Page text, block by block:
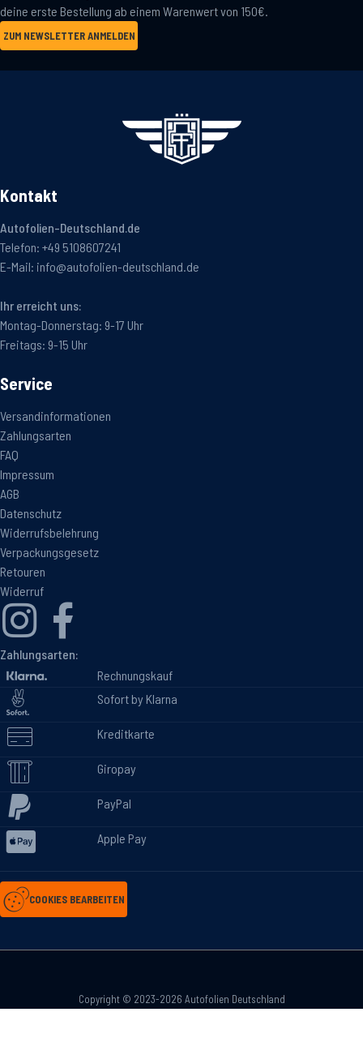
deine erste Bestellung ab einem Warenwert von 150€.
ZUM NEWSLETTER ANMELDEN
Kontakt
Autofolien-Deutschland.de
Telefon: +49 5108607241
E-Mail: info@autofolien-deutschland.de
Ihr erreicht uns:
Montag-Donnerstag: 9-17 Uhr
Freitags: 9-15 Uhr
Service
Versandinformationen
Zahlungsarten
FAQ
Impressum
AGB
Datenschutz
Widerrufsbelehrung
Verpackungsgesetz
Retouren
Widerruf
Zahlungsarten:
Rechnungskauf
Sofort by Klarna
Kreditkarte
Giropay
PayPal
Apple Pay
COOKIES BEARBEITEN
Copyright © 2023-2026 Autofolien Deutschland